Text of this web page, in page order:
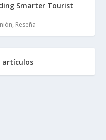
Smarter Tourist
, Reseña
artículos